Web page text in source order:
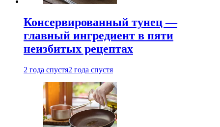
Консервированный тунец —
главный ингредиент в пяти
неизбитых рецептах
2 года спустя2 года спустя